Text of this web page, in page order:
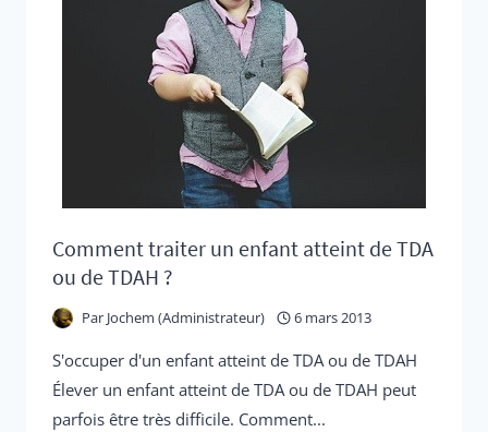
CONCERTA
Comment traiter un enfant atteint de TDA
ou de TDAH ?
Par Jochem (Administrateur) 6 mars 2013
S'occuper d'un enfant atteint de TDA ou de TDAH
Élever un enfant atteint de TDA ou de TDAH peut
parfois être très difficile. Comment...